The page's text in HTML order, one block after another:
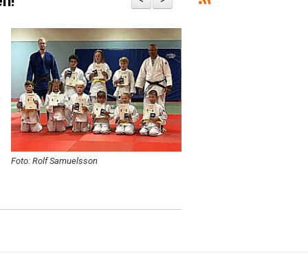
Foto: Rolf Samuelsson